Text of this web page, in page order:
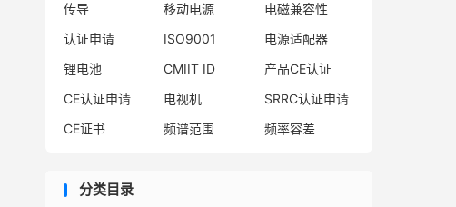
传导
移动电源
电磁兼容性
认证申请
ISO9001
电源适配器
锂电池
CMIIT ID
产品CE认证
CE认证申请
电视机
SRRC认证申请
CE证书
频谱范围 频率容差
分类目录